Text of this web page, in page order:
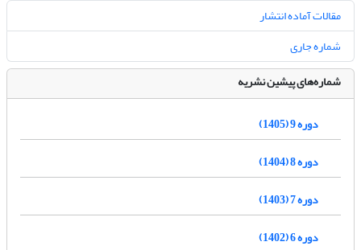
مقالات آماده انتشار
شماره جاری
شماره‌های پیشین نشریه
دوره 9 (1405)
دوره 8 (1404)
دوره 7 (1403)
دوره 6 (1402)